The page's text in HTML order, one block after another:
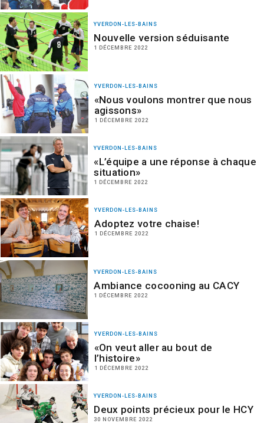
YVERDON-LES-BAINS
Nouvelle version séduisante
1 DÉCEMBRE 2022
YVERDON-LES-BAINS
«Nous voulons montrer que nous
agissons»
1 DÉCEMBRE 2022
YVERDON-LES-BAINS
«L’équipe a une réponse à chaque
situation»
1 DÉCEMBRE 2022
YVERDON-LES-BAINS
Adoptez votre chaise!
1 DÉCEMBRE 2022
YVERDON-LES-BAINS
Ambiance cocooning au CACY
1 DÉCEMBRE 2022
YVERDON-LES-BAINS
«On veut aller au bout de
l’histoire»
1 DÉCEMBRE 2022
YVERDON-LES-BAINS
Deux points précieux pour le HCY
30 NOVEMBRE 2022